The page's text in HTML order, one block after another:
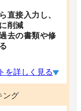
直接入力し、
削減
去の書類や修
を詳しく見る
ング